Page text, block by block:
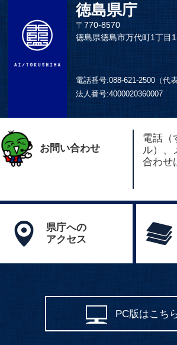
徳島県庁
〒770-8570
徳島県徳島市万代町1丁目
電話番号:088-621-2500（代表
法人番号:4000020360007
お問い合わせ
電話（
ル）、
合わせ
県庁への
アクセス
PC版はこち